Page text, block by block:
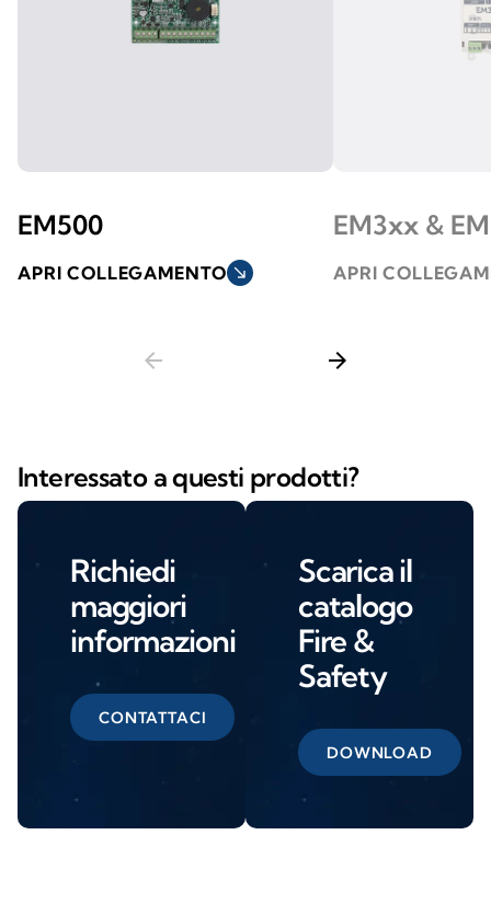
EM500
APRI COLLEGAMENTO south_east
EM3xx &
APRI
arrow_back arrow_forward
Interessato a questi prodotti?
Richiedi
maggiori
informazioni
CONTATTACI
Scarica il
catalogo
Fire &
Safety
DOWNLOAD